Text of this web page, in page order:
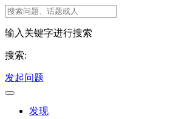
输入关键字进行搜索
搜索:
发起问题
发现